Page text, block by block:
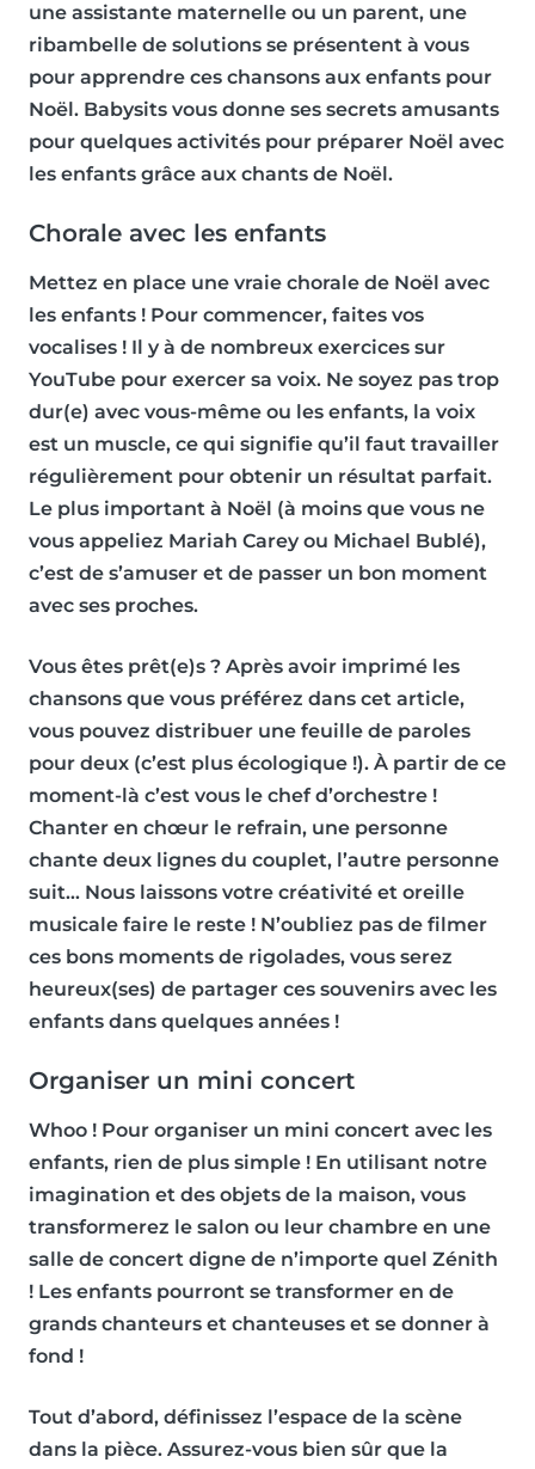
une assistante maternelle ou un parent, une
ribambelle de solutions se présentent à vous
pour apprendre ces chansons aux enfants pour
Noël. Babysits vous donne ses secrets amusants
pour quelques activités pour préparer Noël avec
les enfants grâce aux chants de Noël.
Chorale avec les enfants
Mettez en place une vraie chorale de Noël avec
les enfants ! Pour commencer, faites vos
vocalises ! Il y à de nombreux exercices sur
YouTube pour exercer sa voix. Ne soyez pas trop
dur(e) avec vous-même ou les enfants, la voix
est un muscle, ce qui signifie qu’il faut travailler
régulièrement pour obtenir un résultat parfait.
Le plus important à Noël (à moins que vous ne
vous appeliez Mariah Carey ou Michael Bublé),
c’est de s’amuser et de passer un bon moment
avec ses proches.
Vous êtes prêt(e)s ? Après avoir imprimé les
chansons que vous préférez dans cet article,
vous pouvez distribuer une feuille de paroles
pour deux (c’est plus écologique !). À partir de ce
moment-là c’est vous le chef d’orchestre !
Chanter en chœur le refrain, une personne
chante deux lignes du couplet, l’autre personne
suit… Nous laissons votre créativité et oreille
musicale faire le reste ! N’oubliez pas de filmer
ces bons moments de rigolades, vous serez
heureux(ses) de partager ces souvenirs avec les
enfants dans quelques années !
Organiser un mini concert
Whoo ! Pour organiser un mini concert avec les
enfants, rien de plus simple ! En utilisant notre
imagination et des objets de la maison, vous
transformerez le salon ou leur chambre en une
salle de concert digne de n’importe quel Zénith
! Les enfants pourront se transformer en de
grands chanteurs et chanteuses et se donner à
fond !
Tout d’abord, définissez l’espace de la scène
dans la pièce. Assurez-vous bien sûr que la